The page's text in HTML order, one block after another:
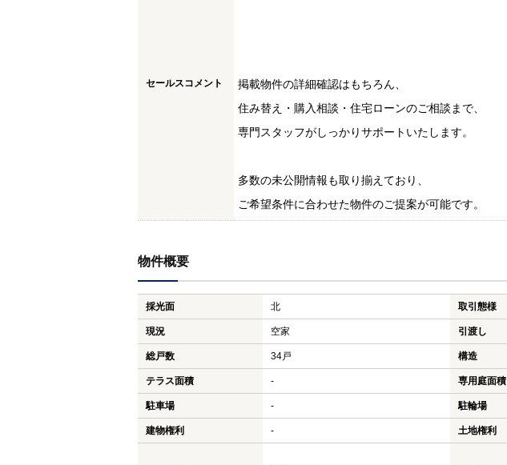
セールスコメント
掲載物件の詳細確認はもちろん、
住み替え・購入相談・住宅ローンのご相談まで、
専門スタッフがしっかりサポートいたします。
多数の未公開情報も取り揃えており、
ご希望条件に合わせた物件のご提案が可能です。
物件概要
採光面 北 取引態様
現況 空家 引渡し
総戸数 34戸 構造
テラス面積 - 専用庭面積
駐車場 - 駐輪場
建物権利 - 土地権利